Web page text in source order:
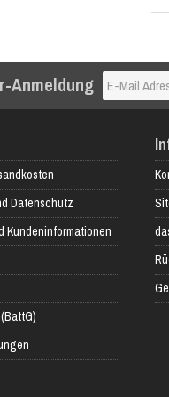
Anmeldung
Datenschutz
Kundeninformationen